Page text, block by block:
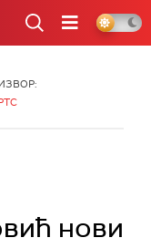
нови